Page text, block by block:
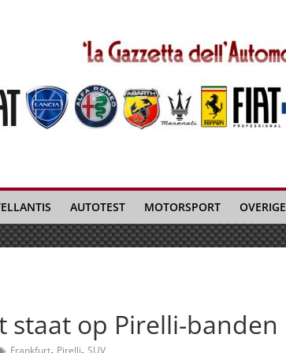
AUTOTEST MOTORSPORT OVERIGE
staat op Pirelli-banden
Frankfurt, Pirelli, SUV